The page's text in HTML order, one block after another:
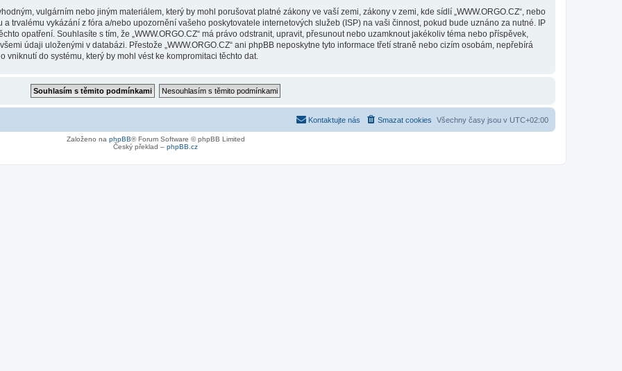
vulgárním nebo jiným materiálem, který by mohl porušovat platné zákony ve vaší zemi, zákony v zemi, kde sídlí „WWW.ORGO.CZ“, nebo
trvalému vykázání z fóra a/nebo upozornění vašeho poskytovatele internetových služeb (ISP) na vaši činnost, pokud bude uznáno za nutné. IP
opatření. Souhlasíte s tím, že „WWW.ORGO.CZ“ má právo odstranit, upravit, přesunout nebo uzamknout jakékoliv téma nebo příspěvek,
údaji uloženými v databázi. Přestože „WWW.ORGO.CZ“ ani phpBB neposkytne tyto informace třetí straně nebo cizím osobám, nepřebírá
vniknutí do systému, který by mohl vést ke kompromitaci těchto dat.
Všechny časy jsou v UTC+02:00
Smazat cookies
Kontaktujte nás
Založeno na phpBB® Forum Software © phpBB Limited
Český překlad – phpBB.cz